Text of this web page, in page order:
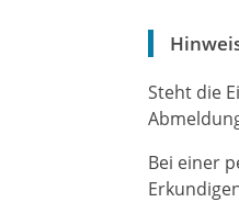
Steht die
Bei einer